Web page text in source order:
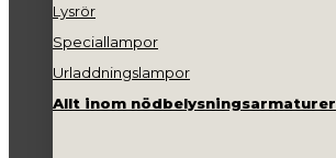
Lysrör
Speciallampor
Urladdningslampor
Allt inom nödbelysningsarmaturer